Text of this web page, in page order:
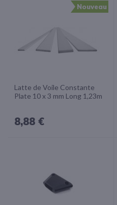
Nouveau
Latte de Voile Constante
Plate 10 x 3 mm Long 1,23m
8,88 €